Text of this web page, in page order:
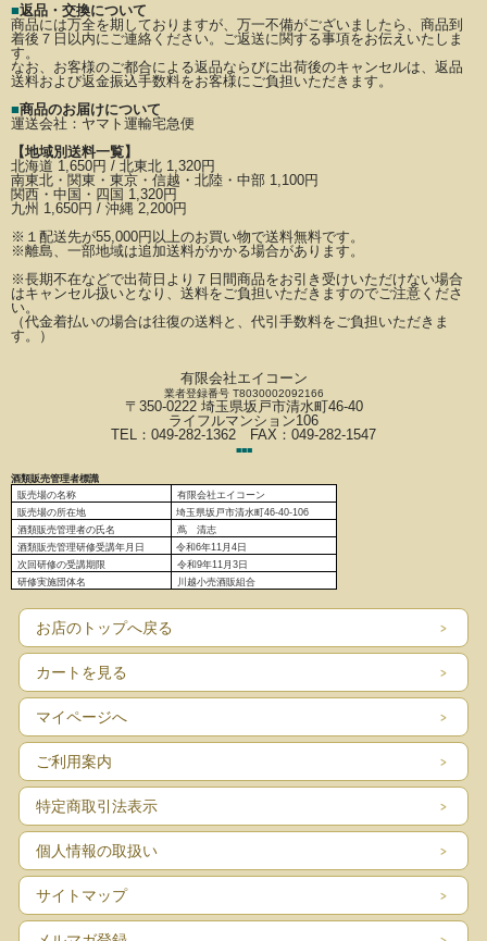
■返品・交換について
商品には万全を期しておりますが、万一不備がございましたら、商品到
着後７日以内にご連絡ください。
ご返送に関する事項をお伝えいたしま
す。
なお、お客様のご都合による返品ならびに出荷後のキャンセルは、返品
送料および返金振込手数料をお客様にご負担いただきます。
■商品のお届けについて
運送会社： ヤマト運輸宅急便
【地域別送料一覧】
北海道 1,650円 / 北東北 1,320円
南東北・関東・東京・信越・北陸・中部 1,100円
関西・中国・四国 1,320円
九州 1,650円 / 沖縄 2,200円
※ １配送先が55,000円以上のお買い物で送料無料です。
※離島、一部地域は追加送料がかかる場合があります。
※長期不在などで出荷日より７日間商品をお引き受けいただけない場合
はキャンセル扱いとなり、 送料をご負担いただきますのでご注意くださ
い。
（代金着払いの場合は往復の送料と、代引手数料をご負担いただきま
す。）
有限会社エイコーン
業者登録番号 T8030002092166
〒350-0222 埼玉県坂戸市清水町46-40
ライフルマンション106
TEL：049-282-1362 FAX：049-282-1547
■■■
酒類販売管理者標識
販売場の名称
有限会社エイコーン
販売場の所在地
埼玉県坂戸市清水町46-40-106
酒類販売管理者の氏名
蔦 清志
酒類販売管理研修受講年月日
令和6年11月4日
次回研修の受講期限
令和9年11月3日
研修実施団体名
川越小売酒販組合
お店のトップへ戻る
カートを見る
マイページへ
ご利用案内
特定商取引法表示
個人情報の取扱い
サイトマップ